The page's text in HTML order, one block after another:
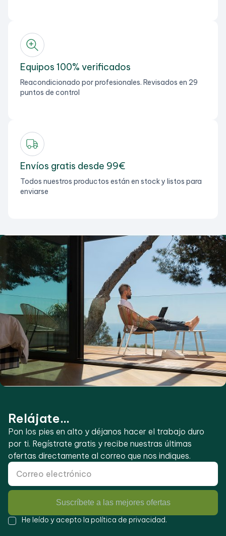
Equipos 100% verificados
Reacondicionado por profesionales. Revisados en 29
puntos de control
Envíos gratis desde 99€
Todos nuestros productos están en stock y listos para
enviarse
Relájate...
Pon los pies en alto y déjanos hacer el trabajo duro
por ti. Regístrate gratis y recibe nuestras últimas
ofertas directamente al correo que nos indiques.
Suscríbete a las mejores ofertas
He leído y acepto la política de privacidad.